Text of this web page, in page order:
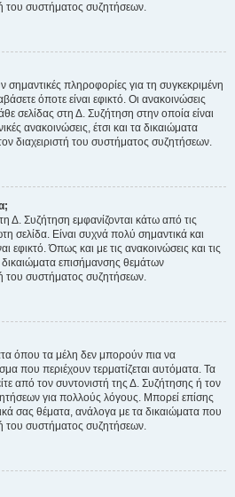
του συστήματος συζητήσεων.
σημαντικές πληροφορίες για τη συγκεκριμένη
όποτε είναι εφικτό. Οι ανακοινώσεις
σελίδας στη Δ. Συζήτηση στην οποία είναι
ανακοινώσεις, έτσι και τα δικαιώματα
διαχειριστή του συστήματος συζητήσεων.
Δ. Συζήτηση εμφανίζονται κάτω από τις
σελίδα. Είναι συχνά πολύ σημαντικά και
εφικτό. Όπως και με τις ανακοινώσεις και τις
δικαιώματα επισήμανσης θεμάτων
του συστήματος συζητήσεων.
όπου τα μέλη δεν μπορούν πια να
που περιέχουν τερματίζεται αυτόματα. Τα
από τον συντονιστή της Δ. Συζήτησης ή τον
για πολλούς λόγους. Μπορεί επίσης
σας θέματα, ανάλογα με τα δικαιώματα που
του συστήματος συζητήσεων.